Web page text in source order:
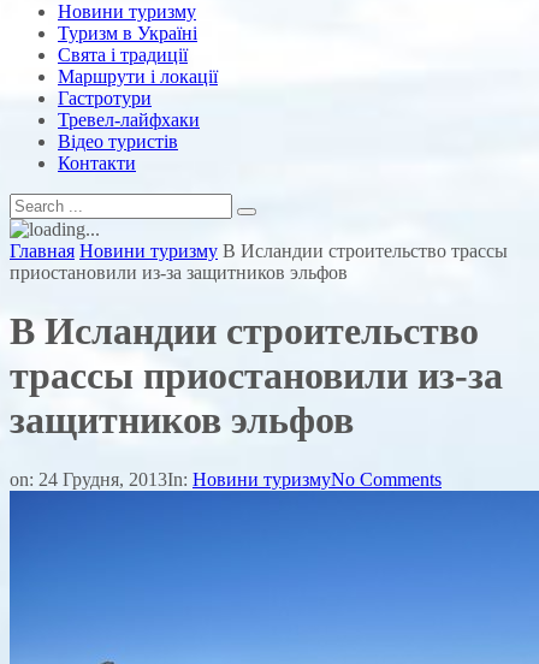
Новини туризму
Туризм в Україні
Свята і традиції
Маршрути і локації
Гастротури
Тревел-лайфхаки
Відео туристів
Контакти
Главная Новини туризму В Исландии строительство трассы
приостановили из-за защитников эльфов
В Исландии строительство
трассы приостановили из-за
защитников эльфов
on: 24 Грудня, 2013In: Новини туризмуNo Comments